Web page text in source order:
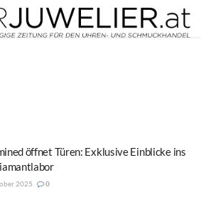
öffnet Türen: Exklusive Einblicke ins
2025 0